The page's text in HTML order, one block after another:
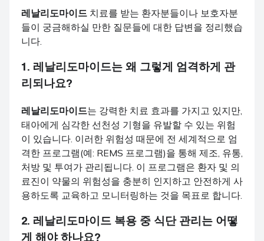
레날리도마이드 치료를 받는 환자분들이나 보호자분
들이 궁금해하실 만한 질문들에 대한 답변을 정리했습
니다.
1. 레날리도마이드는 왜 그렇게 엄격하게 관
리되나요?
레날리도마이드는 강력한 치료 효과를 가지고 있지만,
태아에게 심각한 선천성 기형을 유발할 수 있는 위험
이 있습니다. 이러한 위험성 때문에 전 세계적으로 엄
격한 프로그램(예: REMS 프로그램)을 통해 제조, 유통,
처방 및 투여가 관리됩니다. 이 프로그램은 환자 및 의
료진이 약물의 위험성을 충분히 인지하고 안전하게 사
용하도록 교육하고 모니터링하는 것을 목표로 합니다.
2. 레날리도마이드 복용 중 식단 관리는 어떻
게 해야 하나요?